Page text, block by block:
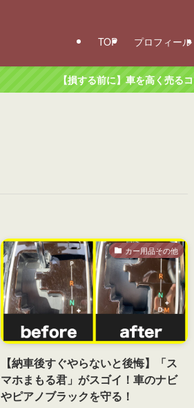
TOP プロフィール
【損する前に】車を高く売るコツ
カー用品その他
【納車後すぐやらないと後悔】「ス
マホまもる君」がスゴイ！車のナビ
やピアノブラックを守る！